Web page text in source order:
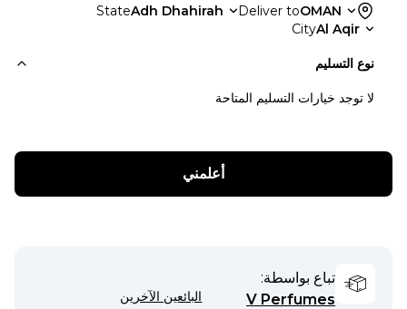
Deliver toOMAN
StateAdh Dhahirah
CityAl Aqir
نوع التسليم
لا توجد خيارات التسليم المتاحة
أعلمني
تباع بواسطة:
V Perfumes
البائعين الآخرين